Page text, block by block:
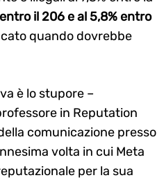
il 206 e al 5,8% entro
quando dovrebbe
è lo stupore –
in Reputation
comunicazione presso
volta in cui Meta
per la sua